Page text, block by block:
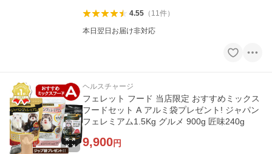
4.55（ 11件）
本日翌日お届け非対応
ヘルスチャージ
フェレット フード 当店限定 おすすめミックス
フードセット A アルミ袋プレゼント! ジャパン
フェレミアム1.5Kg グルメ 900g 匠味240g
9,900円